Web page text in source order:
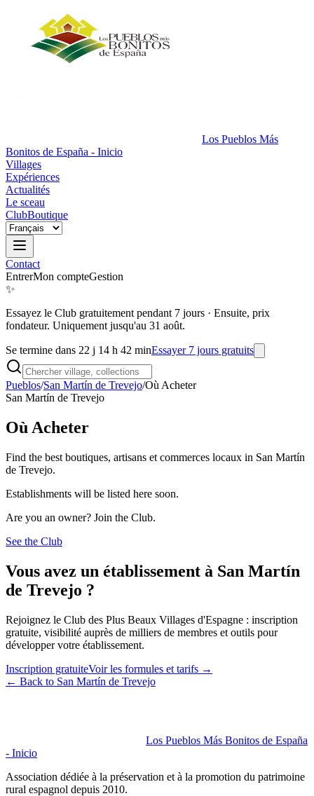
Los Pueblos Más
Bonitos de España - Inicio
Villages
Expériences
Actualités
Le sceau
ClubBoutique
Contact
EntrerMon compteGestion
✨
Essayez le Club gratuitement pendant 7 jours · Ensuite, prix
fondateur. Uniquement jusqu'au 31 août.
Se termine dans 22 j 14 h 42 minEssayer 7 jours gratuits
Pueblos/San Martín de Trevejo/Où Acheter
San Martín de Trevejo
Où Acheter
Find the best boutiques, artisans et commerces locaux in San Martín
de Trevejo.
Establishments will be listed here soon.
Are you an owner? Join the Club.
See the Club
Vous avez un établissement à San Martín
de Trevejo ?
Rejoignez le Club des Plus Beaux Villages d'Espagne : inscription
gratuite, visibilité auprès de milliers de membres et outils pour
développer votre établissement.
Inscription gratuiteVoir les formules et tarifs →
← Back to San Martín de Trevejo
Los Pueblos Más Bonitos de España
- Inicio
Association dédiée à la préservation et à la promotion du patrimoine
rural espagnol depuis 2010.